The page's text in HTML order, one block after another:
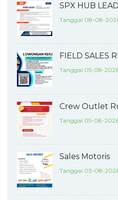
SPX HUB LEAD
Tanggal 08-08-
FIELD SALES
Tanggal 05-08-
Crew Outlet
Tanggal 05-08-
Sales Motoris
Tanggal 03-08-